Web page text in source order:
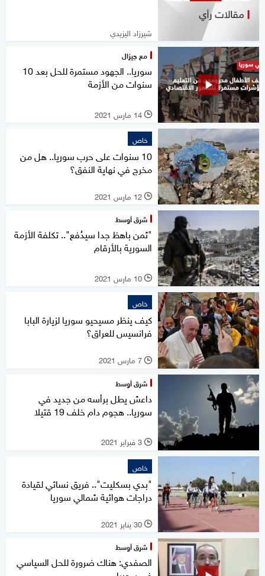
شيرزاد اليزيدي
مع جيزال
سوريا.. الجهود مستمرة للحل بعد 10
سنوات من الأزمة
l 14 مارس 2021
خاص
10 سنوات على حرب سوريا.. هل من
مخرج في نهاية النفق؟
l 12 مارس 2021
شرق أوسط
"ثمن باهظ جدا سيدُفع".. تكلفة الأزمة
السورية بالأرقام
l 10 مارس 2021
خاص
كيف ينظر مسيحيو سوريا لزيارة البابا
فرانسيس للعراق؟
l 7 مارس 2021
شرق أوسط
داعش يطل برأسه من جديد في
سوريا.. هجوم دام خلف 19 قتيلا
l 3 فبراير 2021
خاص
"بدي بسكليت".. فريق نسائي لقيادة
دراجات هوائية شمالي سوريا
l 30 يناير 2021
شرق أوسط
الصفدي: هناك ضرورة للحل السياسي